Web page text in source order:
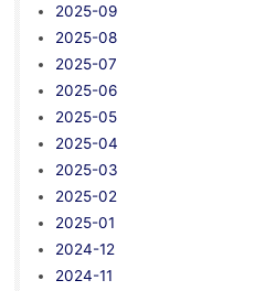
2025-09
2025-08
2025-07
2025-06
2025-05
2025-04
2025-03
2025-02
2025-01
2024-12
2024-11